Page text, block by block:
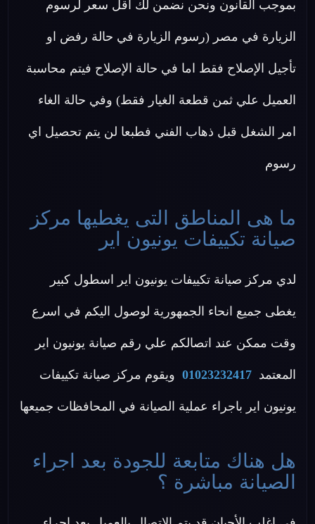
بموجب القانون ونحن نضمن لك اقل سعر لرسوم
الزيارة في مصر (رسوم الزيارة في حالة رفض او
تأجيل الإصلاح فقط اما في حالة الإصلاح فيتم محاسبة
العميل علي ثمن قطعة الغيار فقط) وفي حالة الغاء
امر الشغل قبل ذهاب الفني فطبعا لن يتم تحصيل اي
رسوم
ما هى المناطق التى يغطيها مركز
صيانة تكييفات يونيون اير
لدي مركز صيانة تكييفات يونيون اير اسطول كبير
يغطى جميع انحاء الجمهورية لوصول اليكم في اسرع
وقت ممكن عند اتصالكم علي رقم صيانة يونيون اير
المعتمد 01023232417 ويقوم مركز صيانة تكييفات
يونيون اير باجراء عملية الصيانة في المحافظات جميعها
هل هناك متابعة للجودة بعد اجراء
الصيانة مباشرة ؟